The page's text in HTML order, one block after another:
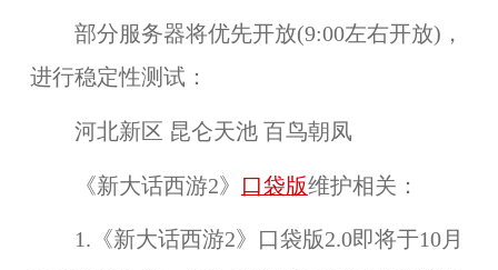
部分服务器将优先开放(9:00左右开放)，
进行稳定性测试：
河北新区 昆仑天池 百鸟朝凤
《新大话西游2》 口袋版维护相关：
1. 《新大话西游2》口袋版2.0即将于10月